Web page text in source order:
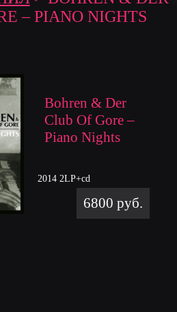
– PIANO NIGHTS
Bohren & Der
Club Of Gore –
Piano Nights
2014 2LP+cd
6800 руб.